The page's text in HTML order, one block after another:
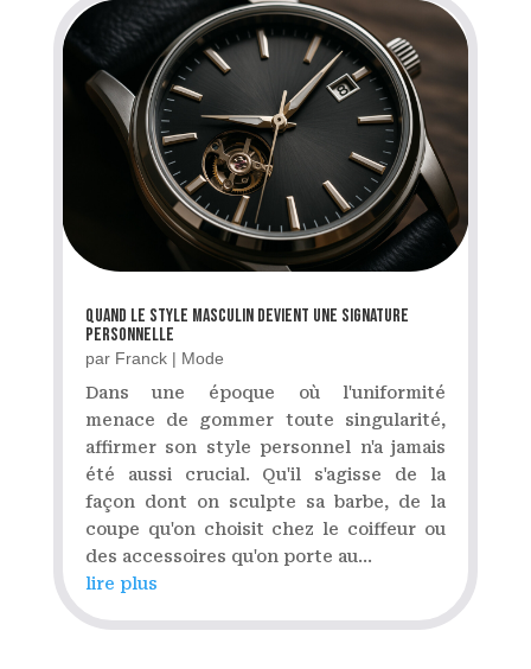
Quand le style masculin devient une signature
personnelle
par Franck| Mode
Dans une époque où l'uniformité
menace de gommer toute singularité,
affirmer son style personnel n'a jamais
été aussi crucial. Qu'il s'agisse de la
façon dont on sculpte sa barbe, de la
coupe qu'on choisit chez le coiffeur ou
des accessoires qu'on porte au...
lire plus